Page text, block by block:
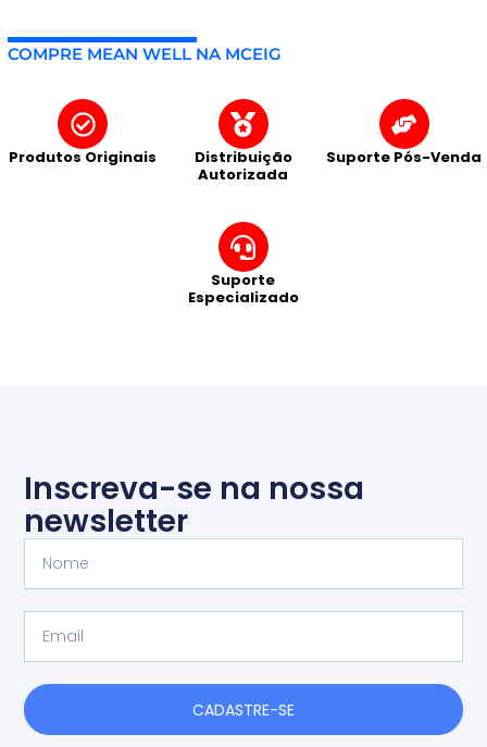
COMPRE MEAN WELL NA MCEIG
Produtos Originais
Distribuição
Autorizada
Suporte Pós-Venda
Suporte
Especializado
Inscreva-se na nossa
newsletter
CADASTRE-SE